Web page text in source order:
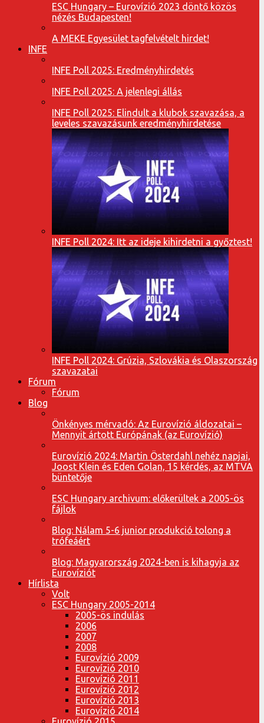
ESC Hungary – Eurovízió 2023 döntő közös
nézés Budapesten!
A MEKE Egyesület tagfelvételt hirdet!
INFE
INFE Poll 2025: Eredményhirdetés
INFE Poll 2025: A jelenlegi állás
INFE Poll 2025: Elindult a klubok szavazása, a
leveles szavazásunk eredményhirdetése
INFE Poll 2024: Itt az ideje kihirdetni a győztest!
INFE Poll 2024: Grúzia, Szlovákia és Olaszország
szavazatai
Fórum
Fórum
Blog
Önkényes mérvadó: Az Eurovízió áldozatai –
Mennyit ártott Európának (az Eurovízió)
Eurovízió 2024: Martin Österdahl nehéz napjai,
Joost Klein és Eden Golan, 15 kérdés, az MTVA
büntetője
ESC Hungary archivum: előkerültek a 2005-ös
fájlok
Blog: Nálam 5-6 junior produkció tolong a
trófeáért
Blog: Magyarország 2024-ben is kihagyja az
Eurovíziót
Hírlista
Volt
ESC Hungary 2005-2014
2005-ös indulás
2006
2007
2008
Eurovízió 2009
Eurovízió 2010
Eurovízió 2011
Eurovízió 2012
Eurovízió 2013
Eurovízió 2014